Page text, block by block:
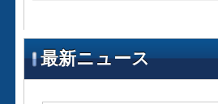
最新ニュース